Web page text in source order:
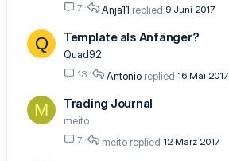
7 9 Juni 2017
Anja11
Q Template als Anfänger?
Quad92
13 16 Mai 2017
Antonio
M Trading Journal
meito
7 12 März 2017
meito